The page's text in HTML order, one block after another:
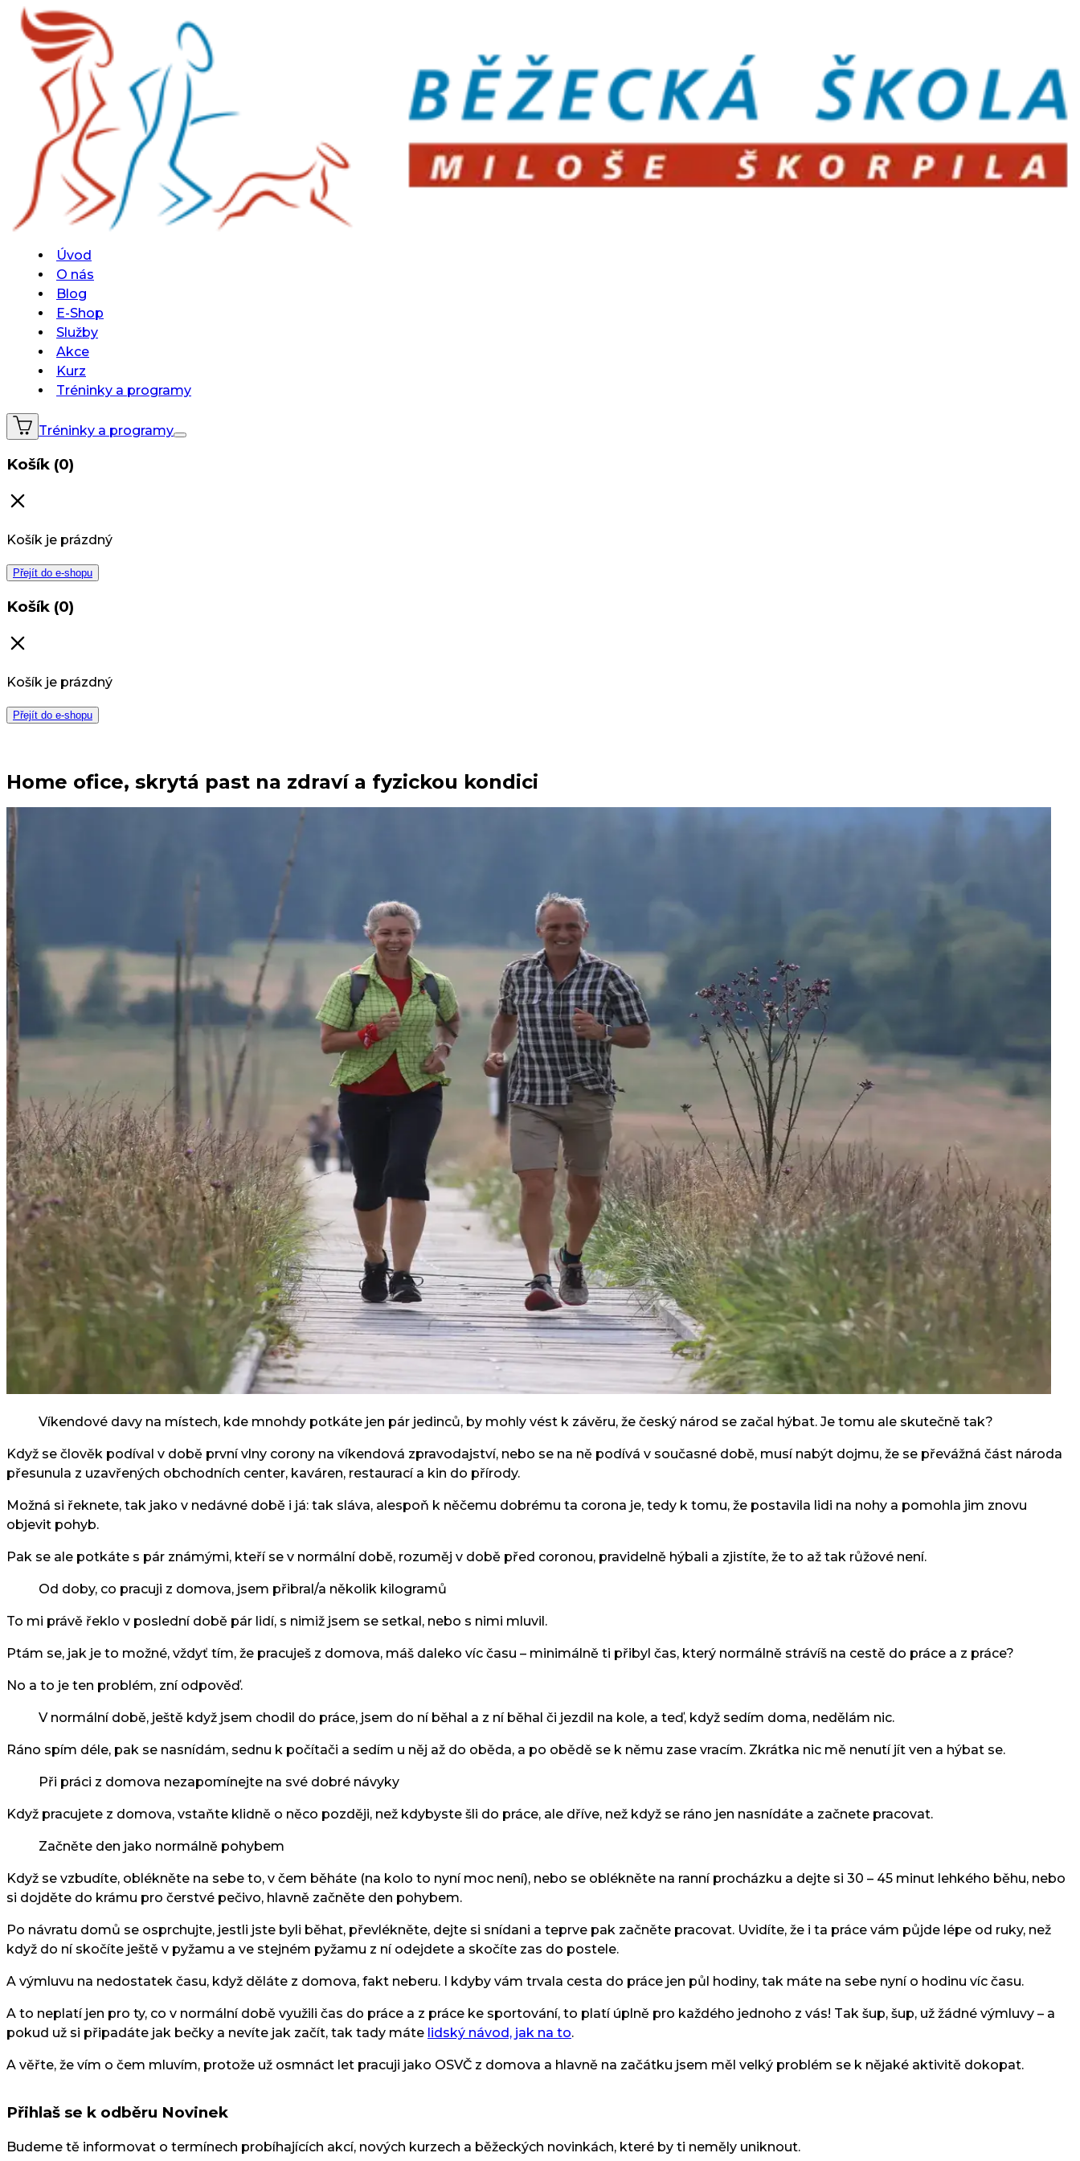
Úvod
O nás
Blog
E-Shop
Služby
Akce
Kurz
Tréninky a programy
Tréninky a programy
Košík (0)
Košík je prázdný
Přejít do e-shopu
Košík (0)
Košík je prázdný
Přejít do e-shopu
Home ofice, skrytá past na zdraví a fyzickou kondici
Víkendové davy na místech, kde mnohdy potkáte jen pár jedinců, by mohly vést k závěru, že český národ se začal hýbat. Je tomu ale skutečně tak?
Když se člověk podíval v době první vlny corony na víkendová zpravodajství, nebo se na ně podívá v současné době, musí nabýt dojmu, že se převážná část národa
přesunula z uzavřených obchodních center, kaváren, restaurací a kin do přírody.
Možná si řeknete, tak jako v nedávné době i já: tak sláva, alespoň k něčemu dobrému ta corona je, tedy k tomu, že postavila lidi na nohy a pomohla jim znovu
objevit pohyb.
Pak se ale potkáte s pár známými, kteří se v normální době, rozuměj v době před coronou, pravidelně hýbali a zjistíte, že to až tak růžové není.
Od doby, co pracuji z domova, jsem přibral/a několik kilogramů
To mi právě řeklo v poslední době pár lidí, s nimiž jsem se setkal, nebo s nimi mluvil.
Ptám se, jak je to možné, vždyť tím, že pracuješ z domova, máš daleko víc času – minimálně ti přibyl čas, který normálně strávíš na cestě do práce a z práce?
No a to je ten problém, zní odpověď.
V normální době, ještě když jsem chodil do práce, jsem do ní běhal a z ní běhal či jezdil na kole, a teď, když sedím doma, nedělám nic.
Ráno spím déle, pak se nasnídám, sednu k počítači a sedím u něj až do oběda, a po obědě se k němu zase vracím. Zkrátka nic mě nenutí jít ven a hýbat se.
Při práci z domova nezapomínejte na své dobré návyky
Když pracujete z domova, vstaňte klidně o něco později, než kdybyste šli do práce, ale dříve, než když se ráno jen nasnídáte a začnete pracovat.
Začněte den jako normálně pohybem
Když se vzbudíte, oblékněte na sebe to, v čem běháte (na kolo to nyní moc není), nebo se oblékněte na ranní procházku a dejte si 30 – 45 minut lehkého běhu, nebo
si dojděte do krámu pro čerstvé pečivo, hlavně začněte den pohybem.
Po návratu domů se osprchujte, jestli jste byli běhat, převlékněte, dejte si snídani a teprve pak začněte pracovat. Uvidíte, že i ta práce vám půjde lépe od ruky, než
když do ní skočíte ještě v pyžamu a ve stejném pyžamu z ní odejdete a skočíte zas do postele.
A výmluvu na nedostatek času, když děláte z domova, fakt neberu. I kdyby vám trvala cesta do práce jen půl hodiny, tak máte na sebe nyní o hodinu víc času.
A to neplatí jen pro ty, co v normální době využili čas do práce a z práce ke sportování, to platí úplně pro každého jednoho z vás! Tak šup, šup, už žádné výmluvy – a
pokud už si připadáte jak bečky a nevíte jak začít, tak tady máte lidský návod, jak na to.
A věřte, že vím o čem mluvím, protože už osmnáct let pracuji jako OSVČ z domova a hlavně na začátku jsem měl velký problém se k nějaké aktivitě dokopat.
Přihlaš se k odběru Novinek
Budeme tě informovat o termínech probíhajících akcí, nových kurzech a běžeckých novinkách, které by ti neměly uniknout.